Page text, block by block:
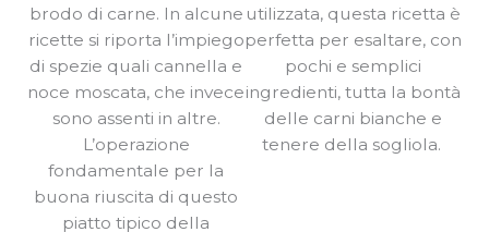
brodo di carne. In alcune
ricette si riporta l’impiego
di spezie quali cannella e
noce moscata, che invece
sono assenti in altre.
L’operazione
fondamentale per la
buona riuscita di questo
piatto tipico della
utilizzata, questa ricetta è
perfetta per esaltare, con
pochi e semplici
ingredienti, tutta la bontà
delle carni bianche e
tenere della sogliola.